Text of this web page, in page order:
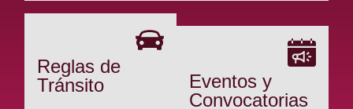
Reglas de
Tránsito
Eventos y
Convocatorias